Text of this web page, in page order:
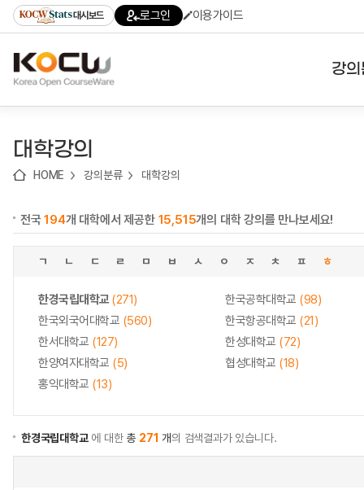
기
기
기
content)
가
대시보드 로그인 이용가이드
강
대학강의
HOME 강의분류 대학강의
전국194개 대학에서 제공한 15,515개의 대학 강의를 만나보세요!
ㄱ ㄴ ㄷ ㄹ ㅁ ㅂ ㅅ ㅇ ㅈ ㅊ ㅍ ㅎ
한경국립대학교(271) 한국공학대학교 (98)
한국외국어대학교 (560) 한국항공대학교 (21)
한서대학교 (127) 한성대학교 (72)
한양여자대학교 (5) 협성대학교 (18)
홍익대학교 (13)
한경국립대학교에 대한총 271 개의 검색결과가 있습니다.